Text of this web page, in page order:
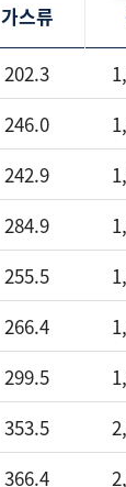
가스류
202.3
246.0
242.9
284.9
255.5
266.4
299.5
353.5
366.4